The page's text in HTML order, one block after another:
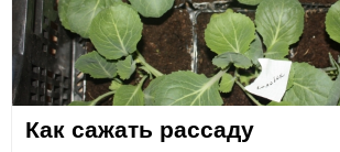
Как сажать рассаду